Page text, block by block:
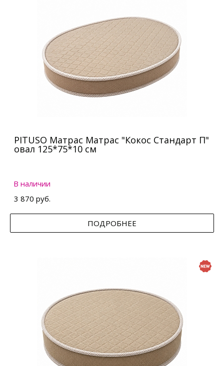
PITUSO Матрас Матрас "Кокос Стандарт П"
овал 125*75*10 см
В наличии
3 870 руб.
ПОДРОБНЕЕ